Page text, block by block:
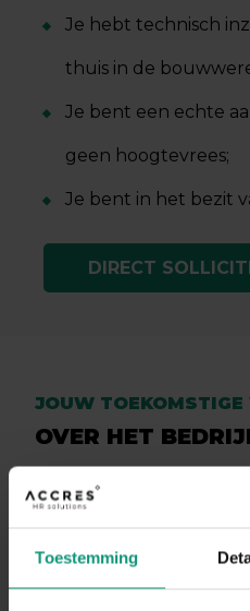
Toestemming
Je hebt technisch
thuis in de
Je bent een echte
geen hoogtevrees;
Je bent in het bezit
DIRECT
JOUW TOEKOMSTIGE
OVER HET
Het betreft een